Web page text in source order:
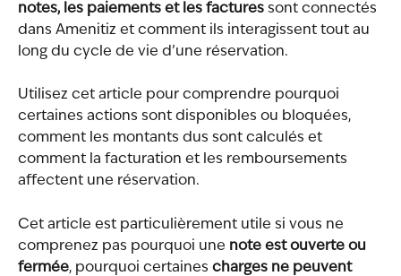
notes, les paiements et les factures sont connectés
dans Amenitiz et comment ils interagissent tout au
long du cycle de vie d’une réservation.
Utilisez cet article pour comprendre pourquoi
certaines actions sont disponibles ou bloquées,
comment les montants dus sont calculés et
comment la facturation et les remboursements
affectent une réservation.
Cet article est particulièrement utile si vous ne
comprenez pas pourquoi une note est ouverte ou
fermée, pourquoi certaines charges ne peuvent